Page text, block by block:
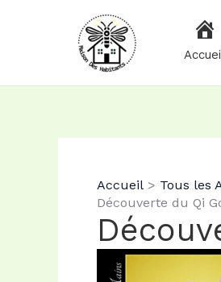
Accueil Tous les
Découverte du Qi